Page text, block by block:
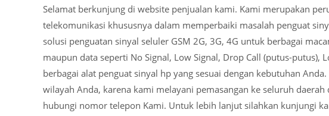
Selamat berkunjung di website penjualan kami. Kami merupakan
telekomunikasi khususnya dalam memperbaiki masalah penguat
solusi penguatan sinyal seluler GSM 2G, 3G, 4G untuk berbagai
maupun data seperti No Signal, Low Signal, Drop Call (putus-putus),
berbagai alat penguat sinyal hp yang sesuai dengan kebutuhan
wilayah Anda, karena kami melayani pemasangan ke seluruh
hubungi nomor telepon Kami. Untuk lebih lanjut silahkan kunjungi